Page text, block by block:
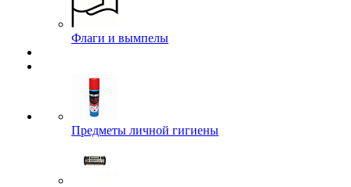
Флаги и вымпелы
Предметы личной гигиены